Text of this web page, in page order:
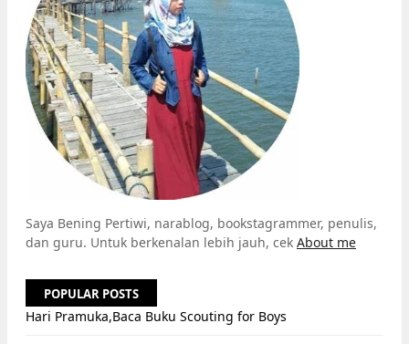
Saya Bening Pertiwi, narablog, bookstagrammer, penulis,
dan guru. Untuk berkenalan lebih jauh, cek About me
POPULAR POSTS
Hari Pramuka,Baca Buku Scouting for Boys